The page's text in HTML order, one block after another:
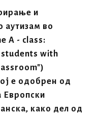
и
аутизам во
A - class:
with
е одобрен од
Европски
како дел од